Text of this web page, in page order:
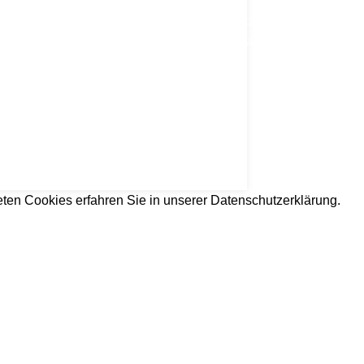
Cookies erfahren Sie in unserer Datenschutzerklärung.